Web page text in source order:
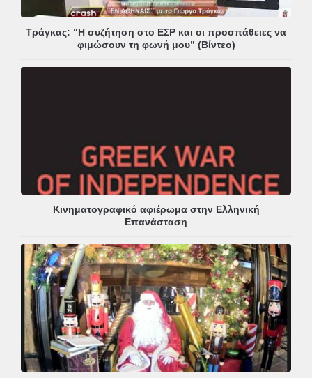
Τράγκας: “Η συζήτηση στο ΕΣΡ και οι προσπάθειες να
φιμώσουν τη φωνή μου” (Βίντεο)
Κινηματογραφικό αφιέρωμα στην Ελληνική
Επανάσταση